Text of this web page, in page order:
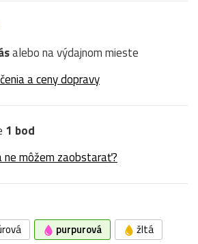
alebo na výdajnom mieste
a ceny dopravy
1 bod
ne môžem zaobstarať?
purpurová žltá